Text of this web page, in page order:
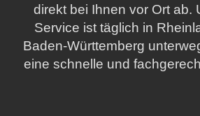
direkt bei Ihnen vor Ort ab.
Service ist täglich in
Baden-Württemberg
eine schnelle und